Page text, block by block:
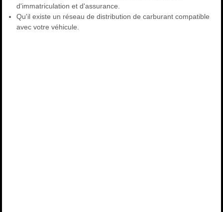
d'immatriculation et d'assurance.
Qu'il existe un réseau de distribution de carburant compatible
avec votre véhicule.